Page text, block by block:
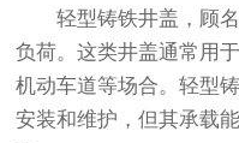
轻型铸铁井盖 ，顾
负荷。这类井盖通常用
机动车道等场合。轻型
安装和维护，但其承载